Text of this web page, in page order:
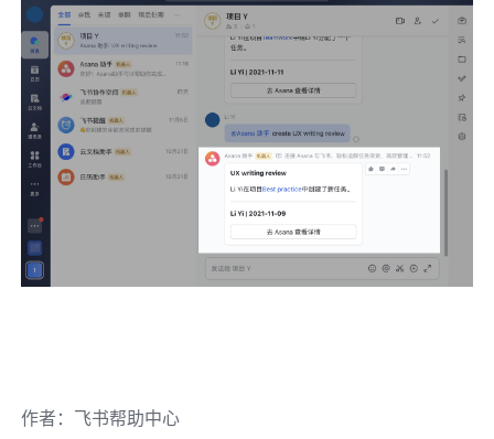
作者： 飞书帮助中心